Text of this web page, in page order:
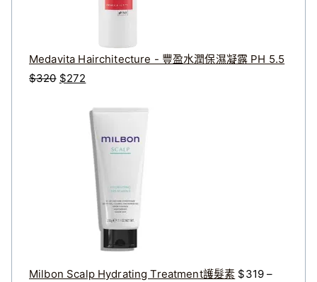
Medavita Hairchitecture - 豐盈水潤保濕凝露 PH 5.5
$320 原
$272
價
格
：
Milbon Scalp Hydrating Treatment護髮素 $319 –